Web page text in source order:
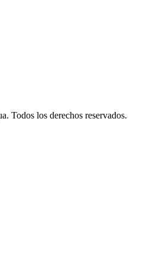
Todos los derechos reservados.